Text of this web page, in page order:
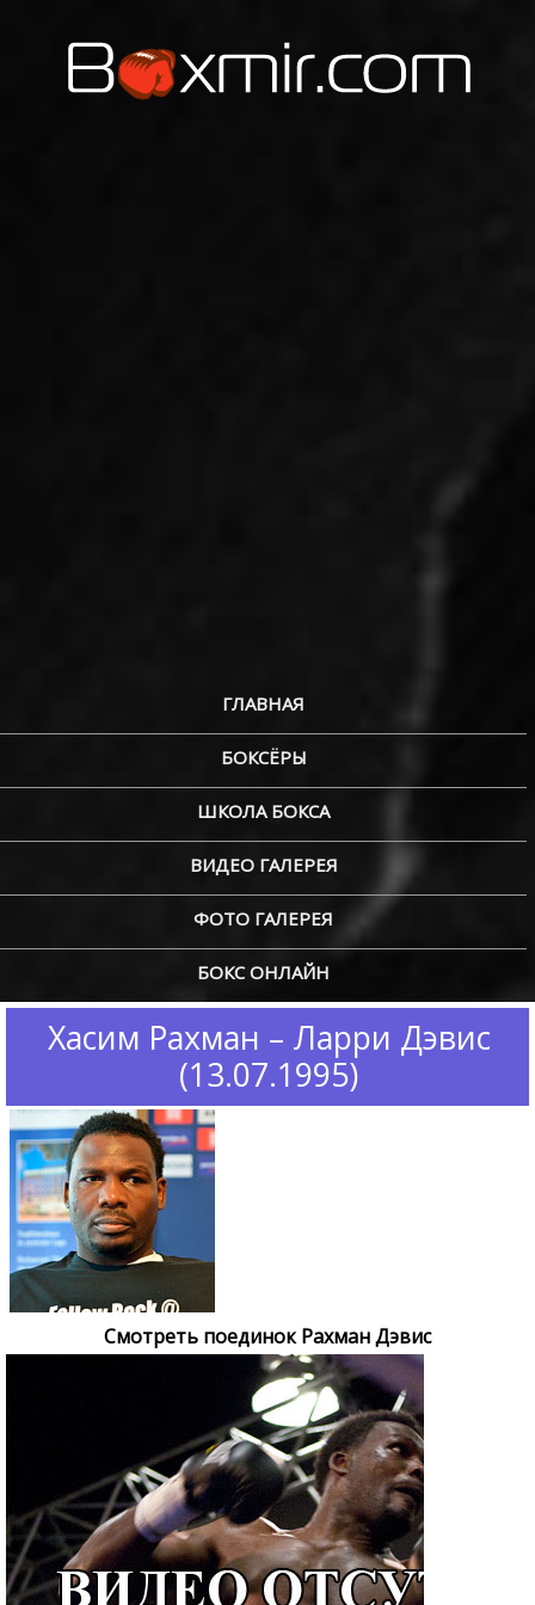
ГЛАВНАЯ
БОКСЁРЫ
ШКОЛА БОКСА
ВИДЕО ГАЛЕРЕЯ
ФОТО ГАЛЕРЕЯ
БОКС ОНЛАЙН
Хасим Рахман – Ларри Дэвис
(13.07.1995)
Смотреть поединок Рахман Дэвис